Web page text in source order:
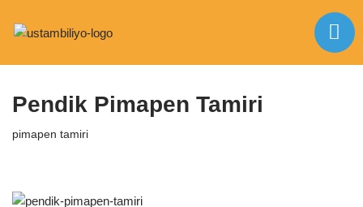
geç
Pendik Pimapen Tamiri
pimapen tamiri